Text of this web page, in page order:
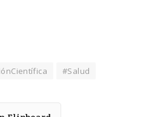
#Salud